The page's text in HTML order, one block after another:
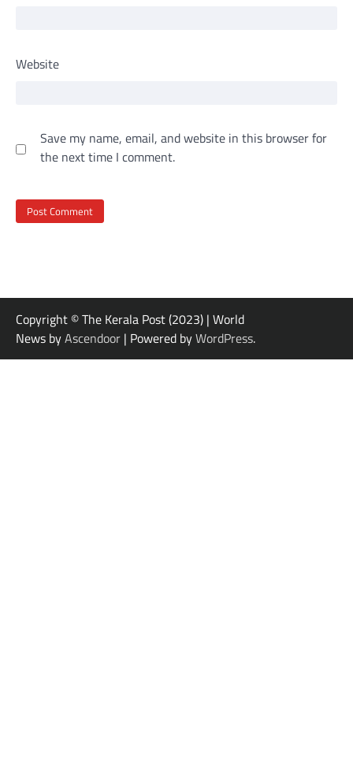
Website
Save my name, email, and website in this browser for
the next time I comment.
Copyright © The Kerala Post (2023) | World
News byAscendoor | Powered byWordPress.